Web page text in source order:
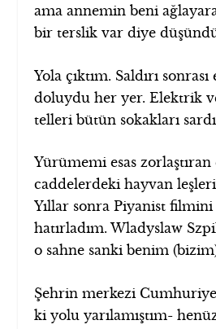
ama annemin beni
bir terslik var diye
Yola çıktım. Saldırı
doluydu her yer. Elektrik
telleri bütün sokakları
Yürümemi esas
caddelerdeki hayvan
Yıllar sonra Piyanist
hatırladım. Wladyslaw
o sahne sanki benim
Şehrin merkezi
ki yolu yarılamıştım-